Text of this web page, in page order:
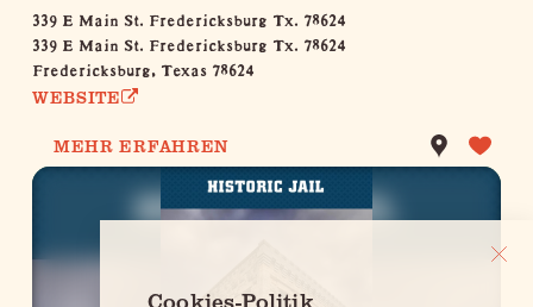
339 E Main St. Fredericksburg Tx. 78624
339 E Main St. Fredericksburg Tx. 78624
Fredericksburg, Texas 78624
WEBSITE
MEHR ERFAHREN
Cookies-Politik